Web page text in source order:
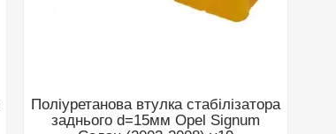
Поліуретанова втулка стабілізатора
заднього d=15мм Opel Signum